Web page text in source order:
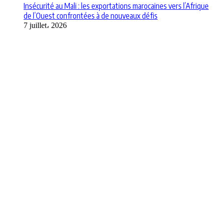
Insécurité au Mali : les exportations marocaines vers l’Afrique
de l’Ouest confrontées à de nouveaux défis
7 juillet، 2026